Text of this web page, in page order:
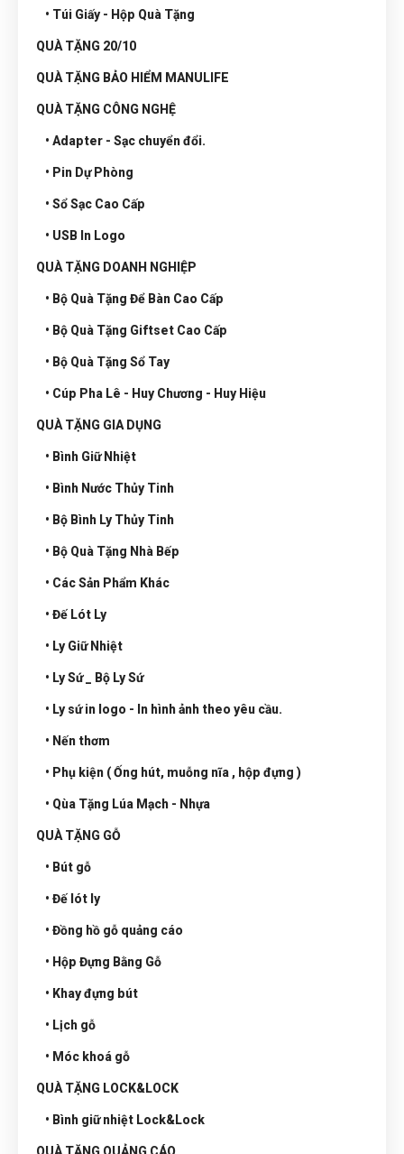
• Túi Giấy - Hộp Quà Tặng
QUÀ TẶNG 20/10
QUÀ TẶNG BẢO HIỂM MANULIFE
QUÀ TẶNG CÔNG NGHỆ
• Adapter - Sạc chuyển đổi.
• Pin Dự Phòng
• Sổ Sạc Cao Cấp
• USB In Logo
QUÀ TẶNG DOANH NGHIỆP
• Bộ Quà Tặng Để Bàn Cao Cấp
• Bộ Quà Tặng Giftset Cao Cấp
• Bộ Quà Tặng Sổ Tay
• Cúp Pha Lê - Huy Chương - Huy Hiệu
QUÀ TẶNG GIA DỤNG
• Bình Giữ Nhiệt
• Bình Nước Thủy Tinh
• Bộ Bình Ly Thủy Tinh
• Bộ Quà Tặng Nhà Bếp
• Các Sản Phẩm Khác
• Đế Lót Ly
• Ly Giữ Nhiệt
• Ly Sứ _ Bộ Ly Sứ
• Ly sứ in logo - In hình ảnh theo yêu cầu.
• Nến thơm
• Phụ kiện ( Ống hút, muỗng nĩa , hộp đựng )
• Qùa Tặng Lúa Mạch - Nhựa
QUÀ TẶNG GỖ
• Bút gỗ
• Đế lót ly
• Đồng hồ gỗ quảng cáo
• Hộp Đựng Bằng Gỗ
• Khay đựng bút
• Lịch gỗ
• Móc khoá gỗ
QUÀ TẶNG LOCK&LOCK
• Bình giữ nhiệt Lock&Lock